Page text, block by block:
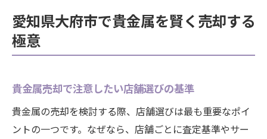
貴金属業界の動向から見る大府市買取戦略
最新の貴金属業界動向を売却に活かす方法
大府市で狙い目となる貴金属の特徴とは
愛知県の貴金属需要から見る売却タイミン
グ
貴金属の流行を把握して適切な売却判断を
愛知県大府市で貴金属を賢く売却する
極意
貴金属売却で注意したい店舗選びの基準
貴金属の売却を検討する際、店舗選びは最も重要なポイ
ントの一つです。なぜなら、店舗ごとに査定基準やサー